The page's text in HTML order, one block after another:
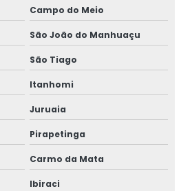
Campo do Meio
São João do Manhuaçu
São Tiago
Itanhomi
Juruaia
Pirapetinga
Carmo da Mata
Ibiraci